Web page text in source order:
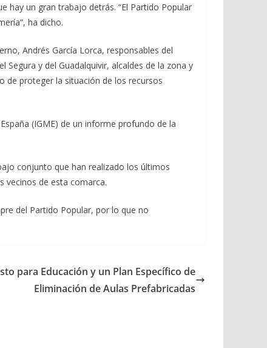
hay un gran trabajo detrás. “El Partido Popular
ha dicho.
Andrés García Lorca, responsables del
y del Guadalquivir, alcaldes de la zona y
de proteger la situación de los recursos
(IGME) de un informe profundo de la
conjunto que han realizado los últimos
vecinos de esta comarca.
del Partido Popular, por lo que no
para Educación y un Plan Específico de
Eliminación de Aulas Prefabricadas